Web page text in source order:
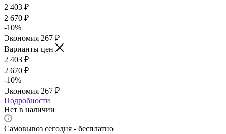
2 403 ₽
2 670 ₽
-10%
Экономия 267 ₽
Варианты цен
2 403 ₽
2 670 ₽
-10%
Экономия 267 ₽
Подробности
Нет в наличии
Самовывоз сегодня - бесплатно